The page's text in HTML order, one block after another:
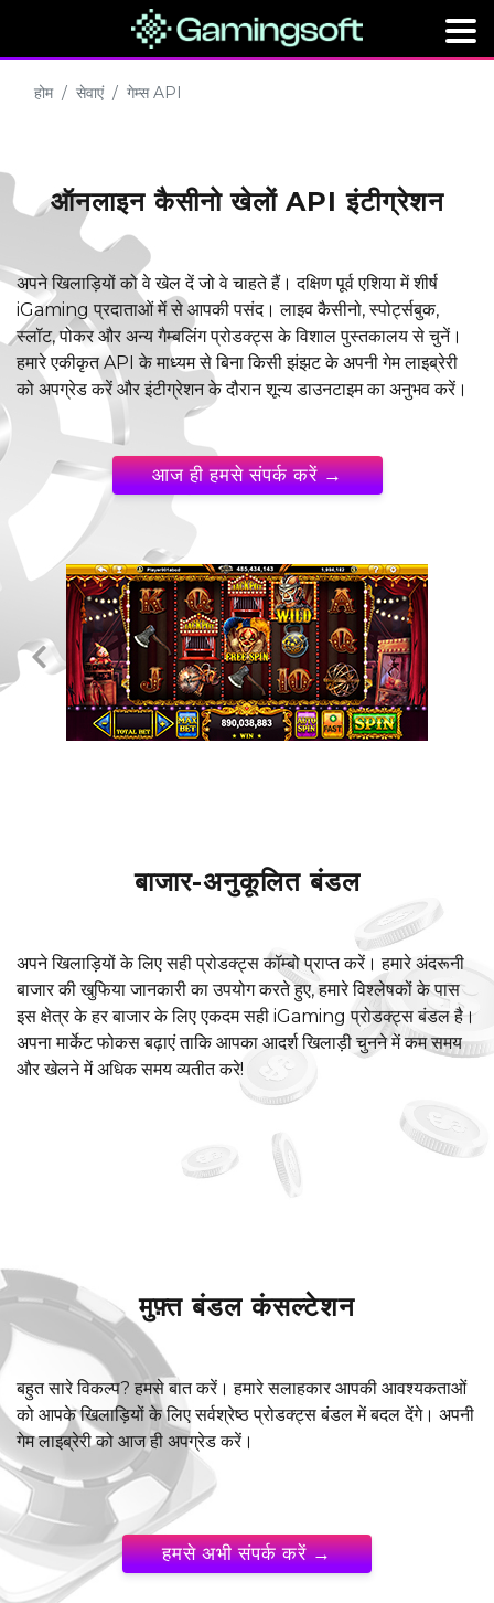
होम सेवाएं गेम्स API
ऑनलाइन कैसीनो खेलों API इंटीग्रेशन
अपने खिलाड़ियों को वे खेल दें जो वे चाहते हैं। दक्षिण पूर्व एशिया में शीर्ष
iGaming प्रदाताओं में से आपकी पसंद। लाइव कैसीनो, स्पोर्ट्सबुक,
स्लॉट, पोकर और अन्य गैम्बलिंग प्रोडक्ट्स के विशाल पुस्तकालय से चुनें।
हमारे एकीकृत API के माध्यम से बिना किसी झंझट के अपनी गेम लाइब्रेरी
को अपग्रेड करें और इंटीग्रेशन के दौरान शून्य डाउनटाइम का अनुभव करें।
आज ही हमसे संपर्क करें →
बाजार-अनुकूलित बंडल
अपने खिलाड़ियों के लिए सही प्रोडक्ट्स कॉम्बो प्राप्त करें। हमारे अंदरूनी
बाजार की खुफिया जानकारी का उपयोग करते हुए, हमारे विश्लेषकों के पास
इस क्षेत्र के हर बाजार के लिए एकदम सही iGaming प्रोडक्ट्स बंडल है।
अपना मार्केट फोकस बढ़ाएं ताकि आपका आदर्श खिलाड़ी चुनने में कम समय
और खेलने में अधिक समय व्यतीत करे!
मुफ़्त बंडल कंसल्टेशन
बहुत सारे विकल्प? हमसे बात करें। हमारे सलाहकार आपकी आवश्यकताओं
को आपके खिलाड़ियों के लिए सर्वश्रेष्ठ प्रोडक्ट्स बंडल में बदल देंगे। अपनी
गेम लाइब्रेरी को आज ही अपग्रेड करें।
हमसे अभी संपर्क करें →